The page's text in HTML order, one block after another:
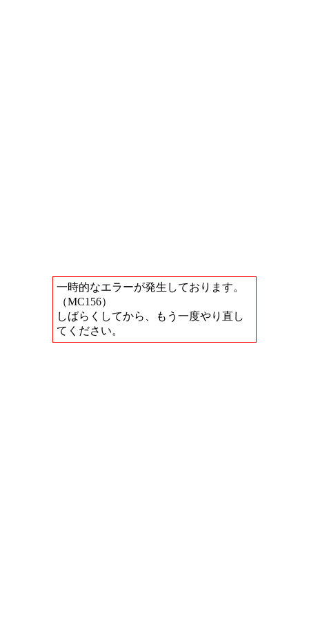
一時的なエラーが発生しております。
（MC156）
しばらくしてから、もう一度やり直し
てください。